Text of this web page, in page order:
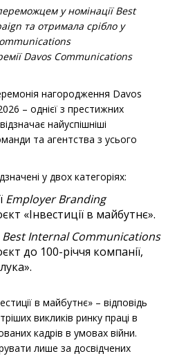
у номінаціїBest
та отримала срібло у
Davos Communications
нагородження Davos
– однієї з престижних
найуспішніші
та агентства з усього
у двох категоріях:
Employer Branding
«Інвестиції в майбутнє».
Best Internal Communications
до 100-річчя компанії,
в майбутнє» – відповідь
викликів ринку праці в
кадрів в умовах війни.
лише за досвідчених